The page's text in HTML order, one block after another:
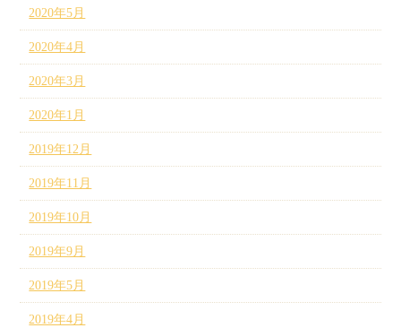
2020年5月
2020年4月
2020年3月
2020年1月
2019年12月
2019年11月
2019年10月
2019年9月
2019年5月
2019年4月